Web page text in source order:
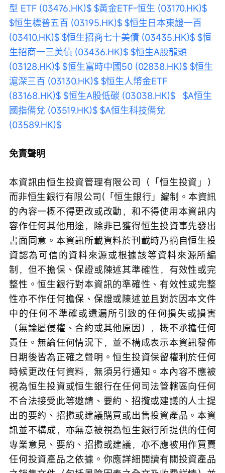
型 ETF (03476.HK)$ $黃金ETF-恒生 (03170.HK)$
$恒生標普五百 (03195.HK)$ $恒生日本東證一百
(03410.HK)$ $恒生招商七十美債 (03435.HK)$ $恒
生招商一三美債 (03436.HK)$ $恒生A股龍頭
(03128.HK)$ $恒生富時中國50 (02838.HK)$ $恒生
滬深三百 (03130.HK)$ $恒生人幣金ETF
(83168.HK)$ $恒生A股低碳 (03038.HK)$
$A恒生
國指備兌 (03519.HK)$ $A恒生科技備兌
(03589.HK)$
免責聲明
本資訊由恒生投資管理有限公司（「恒生投資」）
而非恒生銀行有限公司(「恒生銀行」編制。本資訊
的內容一概不得更改或改動，和不得使用本資訊内
容作任何其他用途，除非已獲得恒生投資事先發出
書面同意。本資訊所載資料於刊載時乃摘自恒生投
資認為可信的資料來源或根據該等資料來源所編
制，但不擔保、保證或陳述其準確性，有效性或完
整性。恒生銀行對本資訊的準確性、有效性或完整
性亦不作任何擔保、保證或陳述並且對於因本文件
中的任何不準確或遺漏所引致的任何損失或損害
（無論屬侵權、合約或其他原因），概不承擔任何
責任。無論任何情況下，並不構成表示本資訊發佈
日期後皆為正確之聲明。恒生投資保留權利於任何
時候更改任何資料，無須另行通知。本內容不應被
視為恒生投資或恒生銀行在任何司法管轄區向任何
不合法接受此等邀請、要約、招攬或建議的人士提
出的要約、招攬或建議購買或出售投資產品。本資
訊並不構成，亦無意被視為恒生銀行所提供的任何
專業意見、要約、招攬或建議，亦不應被用作買賣
任何投資產品之依據。你應詳細閲讀有關投資產品